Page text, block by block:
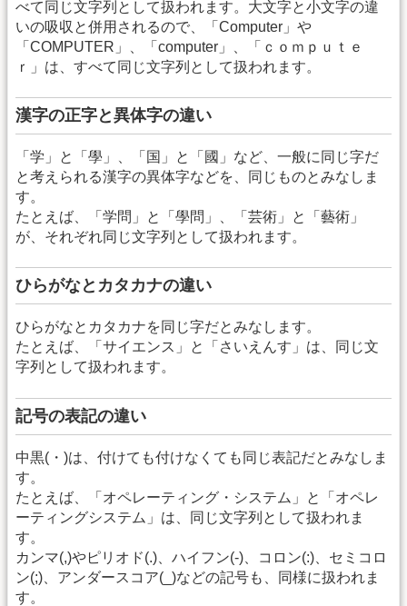
べて同じ文字列として扱われます。大文字と小文字の違
いの吸収と併用されるので、「Computer」や
「COMPUTER」、「computer」、「ｃｏｍｐｕｔｅ
ｒ」は、すべて同じ文字列として扱われます。
漢字の正字と異体字の違い
「学」と「學」、「国」と「國」など、一般に同じ字だ
と考えられる漢字の異体字などを、同じものとみなしま
す。
たとえば、「学問」と「學問」、「芸術」と「藝術」
が、それぞれ同じ文字列として扱われます。
ひらがなとカタカナの違い
ひらがなとカタカナを同じ字だとみなします。
たとえば、「サイエンス」と「さいえんす」は、同じ文
字列として扱われます。
記号の表記の違い
中黒(・)は、付けても付けなくても同じ表記だとみなしま
す。
たとえば、「オペレーティング・システム」と「オペレ
ーティングシステム」は、同じ文字列として扱われま
す。
カンマ(,)やピリオド(.)、ハイフン(-)、コロン(:)、セミコロ
ン(;)、アンダースコア(_)などの記号も、同様に扱われま
す。